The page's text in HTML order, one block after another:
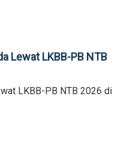
Lewat LKBB-PB NTB
LKBB-PB NTB 2026 di